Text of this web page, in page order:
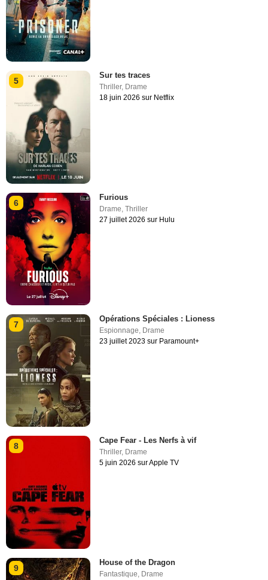
5
Sur tes traces
Thriller, Drame
18 juin 2026 sur Netflix
6
Furious
Drame ,Thriller
27 juillet 2026 sur Hulu
7
Opérations Spéciales : Lioness
Espionnage, Drame
23 juillet 2023 sur Paramount+
8
Cape Fear - Les Nerfs à vif
Thriller, Drame
5 juin 2026 sur Apple TV
9
House of the Dragon
Fantastique Drame